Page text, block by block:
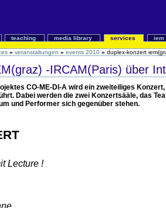
teaching media library services iem
» veranstaltungen » events 2010 » duplex-konzert
-IRCAM(Paris) über
CO-ME-DI-A wird ein zweiteiliges
Dabei werden die zwei Konzertsääle, das
und Performer sich gegenüber stehen.
Lecture !